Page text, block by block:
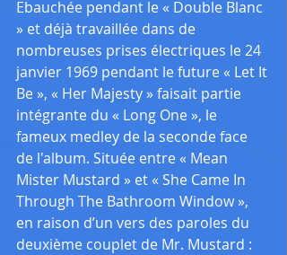
Ebauchée pendant le « Double Blanc
» et déjà travaillée dans de
nombreuses prises électriques le 24
janvier 1969 pendant le future « Let It
Be », « Her Majesty » faisait partie
intégrante du « Long One », le
fameux medley de la seconde face
de l'album. Située entre « Mean
Mister Mustard » et « She Came In
Through The Bathroom Window »,
en raison d’un vers des paroles du
deuxième couplet de Mr. Mustard :